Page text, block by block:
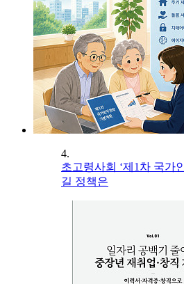
4.
초고령사회 ‘제1차 국가
길 정책은